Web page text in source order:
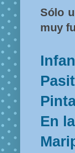
Sólo
muy
En